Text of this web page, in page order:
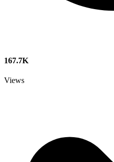
167.7K
Views